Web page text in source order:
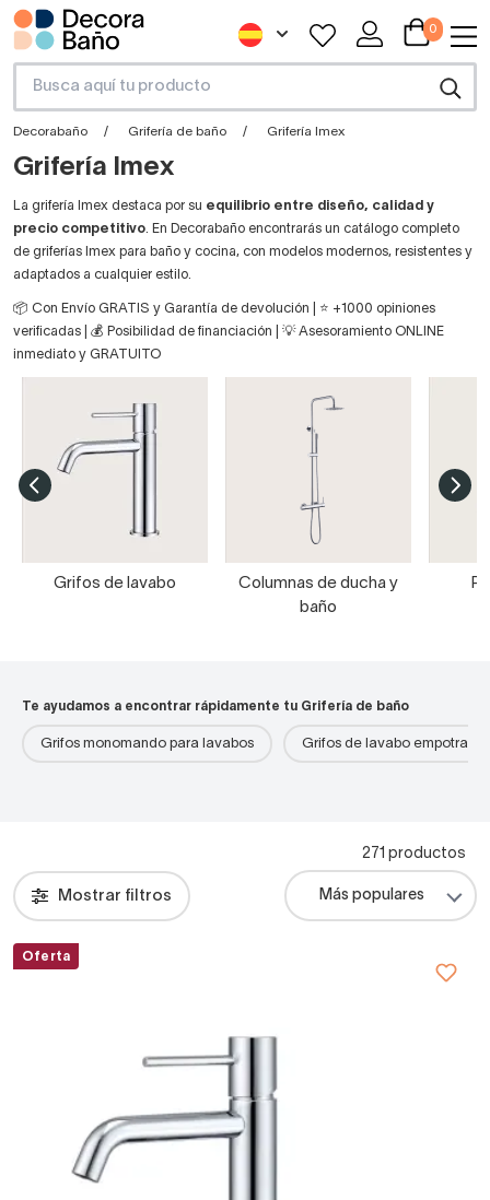
0
Decorabaño Grifería de baño Grifería Imex
Grifería Imex
La grifería Imex destaca por su equilibrio entre diseño, calidad y
precio competitivo. En Decorabaño encontrarás un catálogo completo
de griferías Imex para baño y cocina, con modelos modernos, resistentes y
adaptados a cualquier estilo.
📦 Con Envío GRATIS y Garantía de devolución | ⭐ +1000 opiniones
verificadas | 💰 Posibilidad de financiación | 💡 Asesoramiento ONLINE
inmediato y GRATUITO
Grifos de lavabo
Columnas de ducha y
baño
Te ayudamos a encontrar rápidamente tu Grifería de baño
Grifos monomando para lavabos Grifos de lavabo
Mostrar filtros
271 productos
Oferta